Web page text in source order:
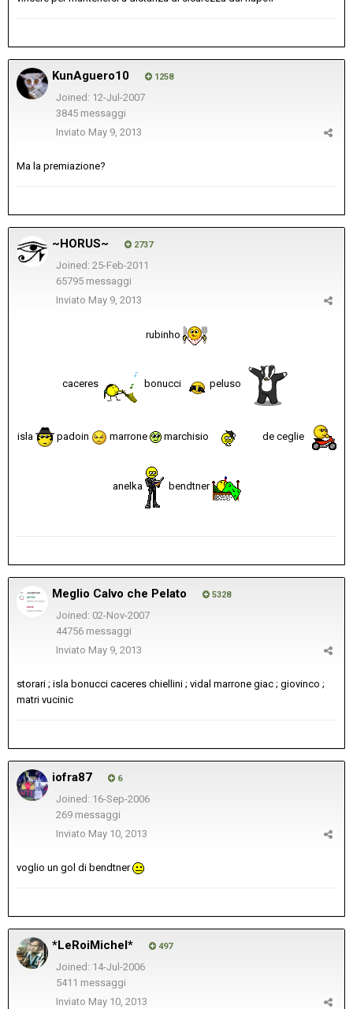
KunAguero10 1258
Joined: 12-Jul-2007
3845 messaggi
Inviato May 9, 2013
Ma la premiazione?
~HORUS~ 2737
Joined: 25-Feb-2011
65795 messaggi
Inviato May 9, 2013
rubinho
caceres bonucci peluso
isla padoin marrone marchisio de ceglie
anelka bendtner
Meglio Calvo che Pelato 5328
Joined: 02-Nov-2007
44756 messaggi
Inviato May 9, 2013
storari ; isla bonucci caceres chiellini ; vidal marrone giac ; giovinco ;
matri vucinic
iofra87 6
Joined: 16-Sep-2006
269 messaggi
Inviato May 10, 2013
voglio un gol di bendtner
*LeRoiMichel* 497
Joined: 14-Jul-2006
5411 messaggi
Inviato May 10, 2013